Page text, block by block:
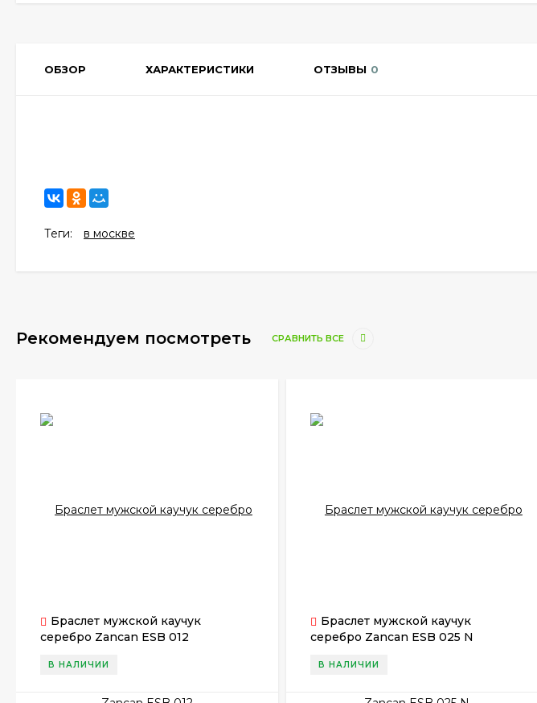
ОБЗОР ХАРАКТЕРИСТИКИ ОТЗЫВЫ 0
Теги: в москве
Рекомендуем посмотреть СРАВНИТЬ ВСЕ
Браслет мужской каучук
серебро Zancan ESB 012
В НАЛИЧИИ
Браслет мужской каучук
серебро Zancan ESB 025 N
В НАЛИЧИИ